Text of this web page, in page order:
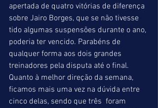
apertada de quatro vitórias de diferença
sobre Jairo Borges, que se não tivesse
tido algumas suspensões durante o ano,
poderia ter vencido. Parabéns de
qualquer forma aos dois grandes
treinadores pela disputa até o final.
Quanto à melhor direção da semana,
ficamos mais uma vez na dúvida entre
cinco delas, sendo que três  foram